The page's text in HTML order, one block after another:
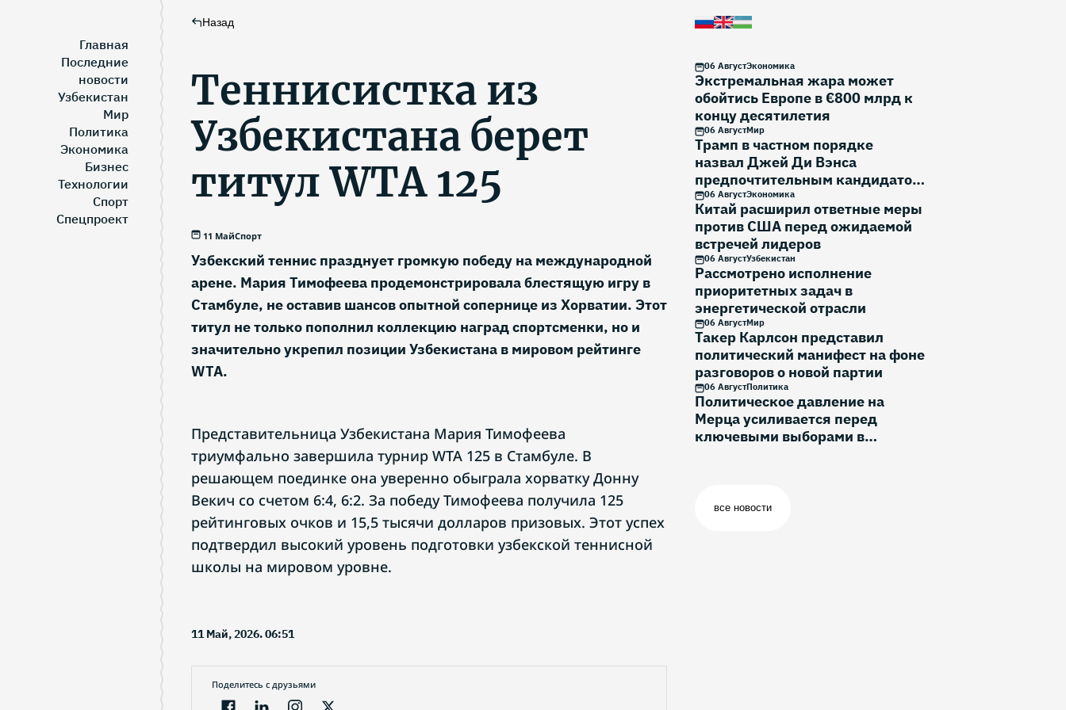
Главная
Последние
новости
Узбекистан
Мир
Политика
Экономика
Бизнес
Технологии
Спорт
Спецпроект
Назад
Теннисистка из
Узбекистана берет
титул WTA 125
11 МайСпорт
Узбекский теннис празднует громкую победу на международной
арене. Мария Тимофеева продемонстрировала блестящую игру в
Стамбуле, не оставив шансов опытной сопернице из Хорватии. Этот
титул не только пополнил коллекцию наград спортсменки, но и
значительно укрепил позиции Узбекистана в мировом рейтинге
WTA.
Представительница Узбекистана Мария Тимофеева
триумфально завершила турнир WTA 125 в Стамбуле. В
решающем поединке она уверенно обыграла хорватку Донну
Векич со счетом 6:4, 6:2. За победу Тимофеева получила 125
рейтинговых очков и 15,5 тысячи долларов призовых. Этот успех
подтвердил высокий уровень подготовки узбекской теннисной
школы на мировом уровне.
11 Май, 2026. 06:51
Поделитесь с друзьями
06 АвгустЭкономика
Экстремальная жара может
обойтись Европе в €800 млрд к
концу десятилетия
06 АвгустМир
Трамп в частном порядке
назвал Джей Ди Вэнса
предпочтительным кандидатом
на выборы 2028 года
06 АвгустЭкономика
Китай расширил ответные меры
против США перед ожидаемой
встречей лидеров
06 АвгустУзбекистан
Рассмотрено исполнение
приоритетных задач в
энергетической отрасли
06 АвгустМир
Такер Карлсон представил
политический манифест на фоне
разговоров о новой партии
06 АвгустПолитика
Политическое давление на
Мерца усиливается перед
ключевыми выборами в
все новости